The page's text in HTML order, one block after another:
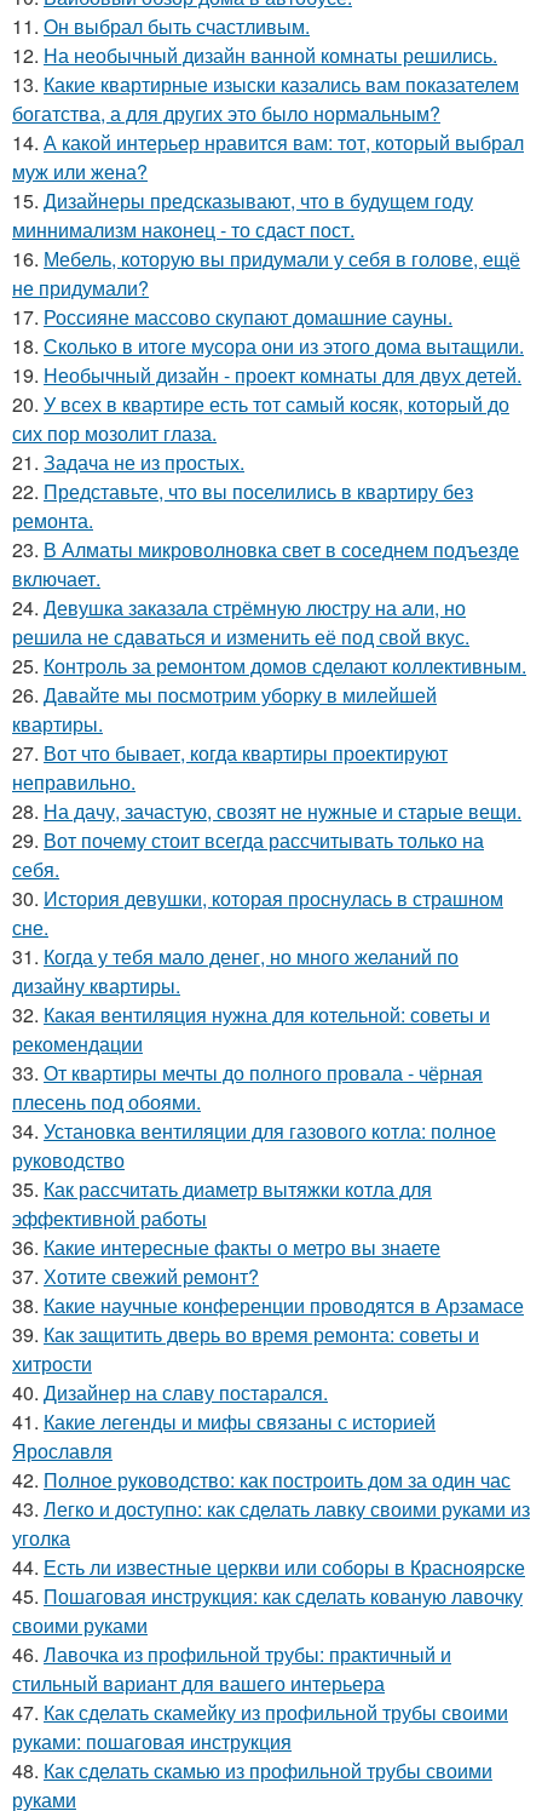
11. Он выбрал быть счастливым.
12. На необычный дизайн ванной комнаты решились.
13. Какие квартирные изыски казались вам показателем
богатства, а для других это было нормальным?
14. А какой интерьер нравится вам: тот, который выбрал
муж или жена?
15. Дизайнеры предсказывают, что в будущем году
миннимализм наконец - то сдаст пост.
16. Мебель, которую вы придумали у себя в голове, ещё
не придумали?
17. Россияне массово скупают домашние сауны.
18. Сколько в итоге мусора они из этого дома вытащили.
19. Необычный дизайн - проект комнаты для двух детей.
20. У всех в квартире есть тот самый косяк, который до
сих пор мозолит глаза.
21. Задача не из простых.
22. Представьте, что вы поселились в квартиру без
ремонта.
23. В Алматы микроволновка свет в соседнем подъезде
включает.
24. Девушка заказала стрёмную люстру на али, но
решила не сдаваться и изменить её под свой вкус.
25. Контроль за ремонтом домов сделают коллективным.
26. Давайте мы посмотрим уборку в милейшей
квартиры.
27. Вот что бывает, когда квартиры проектируют
неправильно.
28. На дачу, зачастую, свозят не нужные и старые вещи.
29. Вот почему стоит всегда рассчитывать только на
себя.
30. История девушки, которая проснулась в страшном
сне.
31. Когда у тебя мало денег, но много желаний по
дизайну квартиры.
32. Какая вентиляция нужна для котельной: советы и
рекомендации
33. От квартиры мечты до полного провала - чёрная
плесень под обоями.
34. Установка вентиляции для газового котла: полное
руководство
35. Как рассчитать диаметр вытяжки котла для
эффективной работы
36. Какие интересные факты о метро вы знаете
37. Хотите свежий ремонт?
38. Какие научные конференции проводятся в Арзамасе
39. Как защитить дверь во время ремонта: советы и
хитрости
40. Дизайнер на славу постарался.
41. Какие легенды и мифы связаны с историей
Ярославля
42. Полное руководство: как построить дом за один час
43. Легко и доступно: как сделать лавку своими руками из
уголка
44. Есть ли известные церкви или соборы в Красноярске
45. Пошаговая инструкция: как сделать кованую лавочку
своими руками
46. Лавочка из профильной трубы: практичный и
стильный вариант для вашего интерьера
47. Как сделать скамейку из профильной трубы своими
руками: пошаговая инструкция
48. Как сделать скамью из профильной трубы своими
руками